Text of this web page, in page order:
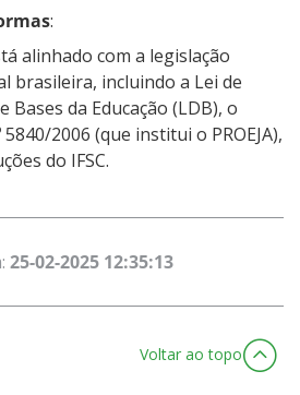
:
alinhado com a legislação
brasileira, incluindo a Lei de
Bases da Educação (LDB), o
2006 (que institui o PROEJA),
do IFSC.
25-02-2025 12:35:13
Voltar ao topo